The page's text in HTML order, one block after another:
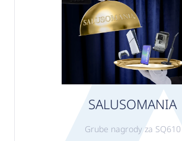
SALUSOMANIA
Grube nagrody za SQ610